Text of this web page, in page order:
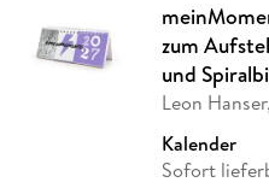
zum
und
Leon
Kalender
Sofort